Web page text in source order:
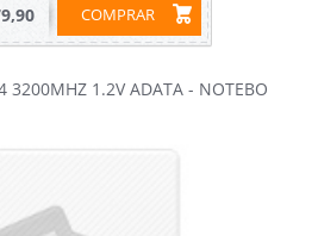
COMPRAR
3200MHZ 1.2V ADATA - NOTEBO